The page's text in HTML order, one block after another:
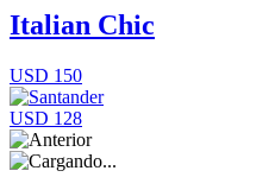
Italian Chic
USD 150
USD 128